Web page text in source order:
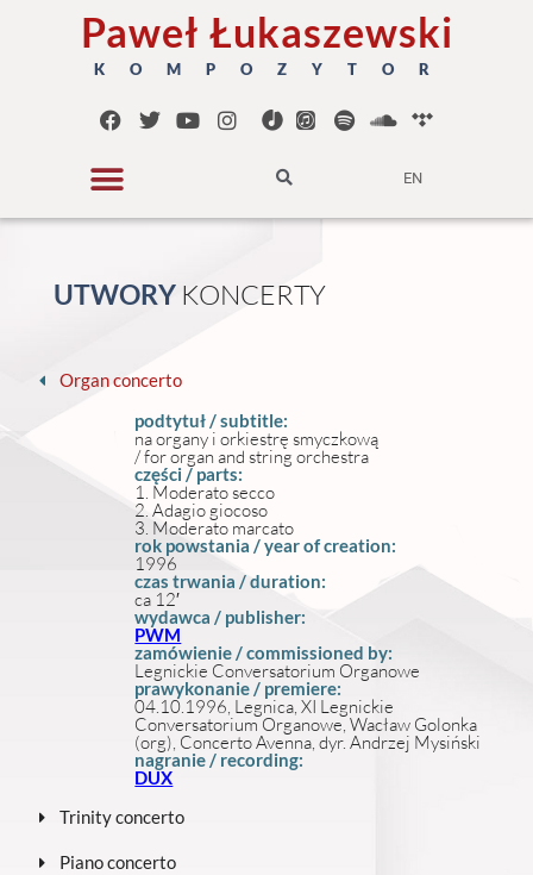
Paweł Łukaszewski
K O M P O Z Y T O R
EN
UTWORY KONCERTY
Organ concerto
podtytuł / subtitle:
na organy i orkiestrę smyczkową
/ for organ and string orchestra
części / parts:
1. Moderato secco
2. Adagio giocoso
3. Moderato marcato
rok powstania / year of creation:
1996
czas trwania / duration:
ca 12′
wydawca / publisher:
PWM
zamówienie / commissioned by:
Legnickie Conversatorium Organowe
prawykonanie / premiere:
04.10.1996, Legnica, XI Legnickie
Conversatorium Organowe, Wacław Golonka
(org), Concerto Avenna, dyr. Andrzej Mysiński
nagranie / recording:
DUX
Trinity concerto
Piano concerto